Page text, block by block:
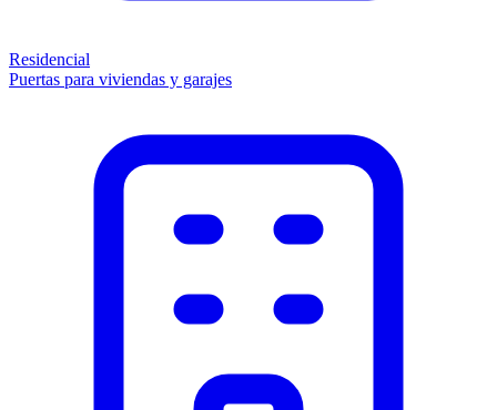
Residencial
Puertas para viviendas y garajes